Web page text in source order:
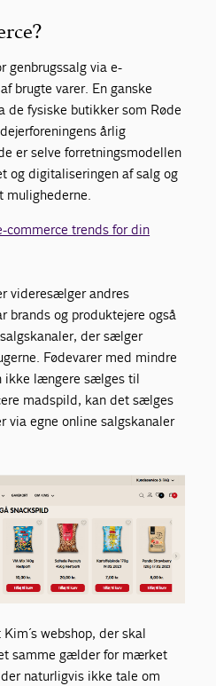
genbrugssalg via e-
brugte varer. En ganske
de fysiske butikker som Røde
årlig
er selve forretningsmodellen
og digitaliseringen af salg og
mulighederne.
commerce trends for din
videresælger andres
brands og produktejere også
der sælger
Fødevarer med mindre
ikke længere sælges til
madspild, kan det sælges
via egne online salgskanaler
Kim´s webshop, der skal
samme gælder for mærket
naturligvis ikke tale om